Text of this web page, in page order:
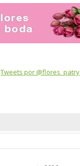
Tweets por @flores_patry